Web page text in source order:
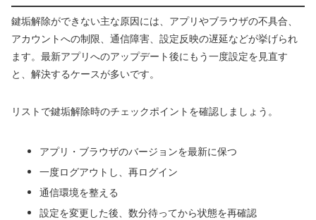
鍵垢解除ができない主な原因には、アプリやブラウザの不具合、
アカウントへの制限、通信障害、設定反映の遅延などが挙げられ
ます。最新アプリへのアップデート後にもう一度設定を見直す
と、解決するケースが多いです。
リストで鍵垢解除時のチェックポイントを確認しましょう。
アプリ・ブラウザのバージョンを最新に保つ
一度ログアウトし、再ログイン
通信環境を整える
設定を変更した後、数分待ってから状態を再確認